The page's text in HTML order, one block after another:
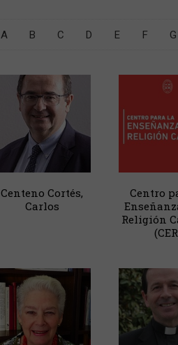
A B C D E F G
Centeno Cortés,
Carlos
Centro
Religión